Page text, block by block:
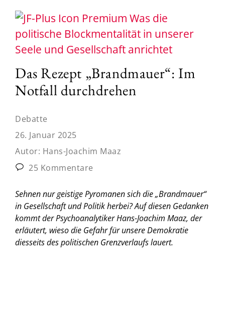
Was die
politische Blockmentalität in unserer
Seele und Gesellschaft anrichtet
Das Rezept „Brandmauer“: Im
Notfall durchdrehen
Debatte
26. Januar 2025
Autor: Hans-Joachim Maaz
25 Kommentare
Sehnen nur geistige Pyromanen sich die „Brandmauer“
in Gesellschaft und Politik herbei? Auf diesen Gedanken
kommt der Psychoanalytiker Hans-Joachim Maaz, der
erläutert, wieso die Gefahr für unsere Demokratie
diesseits des politischen Grenzverlaufs lauert.